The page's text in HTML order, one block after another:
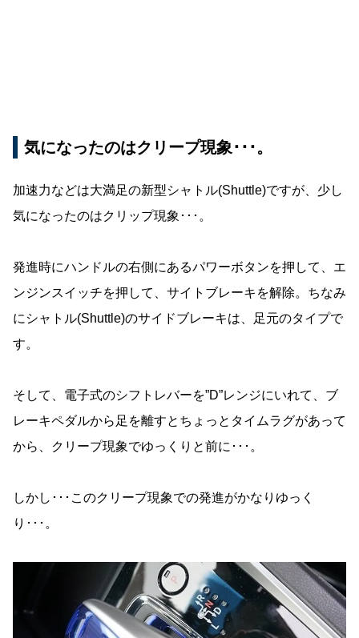
気になったのはクリープ現象･･･。
加速力などは大満足の新型シャトル(Shuttle)ですが、少し
気になったのはクリップ現象･･･。
発進時にハンドルの右側にあるパワーボタンを押して、エ
ンジンスイッチを押して、サイトブレーキを解除。ちなみ
にシャトル(Shuttle)のサイドブレーキは、足元のタイプで
す。
そして、電子式のシフトレバーを”D”レンジにいれて、ブ
レーキペダルから足を離すとちょっとタイムラグがあって
から、クリープ現象でゆっくりと前に･･･。
しかし･･･このクリープ現象での発進がかなりゆっく
り･･･。